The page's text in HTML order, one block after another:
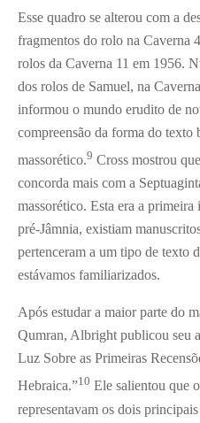
Esse quadro se alterou com a
fragmentos do rolo na Caverna
rolos da Caverna 11 em 1956.
dos rolos de Samuel, na
informou o mundo erudito de
compreensão da forma do texto
massorético.9 Cross mostrou
concorda mais com a
massorético. Esta era a
pré-Jâmnia, existiam
pertenceram a um tipo de texto
estávamos familiarizados.
Após estudar a maior parte do
Qumran, Albright publicou seu
Luz Sobre as Primeiras
Hebraica.”10 Ele salientou que
representavam os dois